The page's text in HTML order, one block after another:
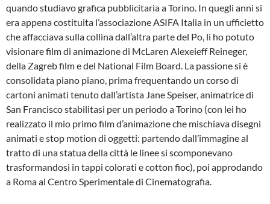
quando studiavo grafica pubblicitaria a Torino. In quegli anni si
era appena costituita l’associazione ASIFA Italia in un ufficietto
che affacciava sulla collina dall’altra parte del Po, lì ho potuto
visionare film di animazione di McLaren Alexeieff Reineger,
della Zagreb film e del National Film Board. La passione si è
consolidata piano piano, prima frequentando un corso di
cartoni animati tenuto dall’artista Jane Speiser, animatrice di
San Francisco stabilitasi per un periodo a Torino (con lei ho
realizzato il mio primo film d’animazione che mischiava disegni
animati e stop motion di oggetti: partendo dall’immagine al
tratto di una statua della città le linee si scomponevano
trasformandosi in tappi colorati e cotton fioc), poi approdando
a Roma al Centro Sperimentale di Cinematografia.